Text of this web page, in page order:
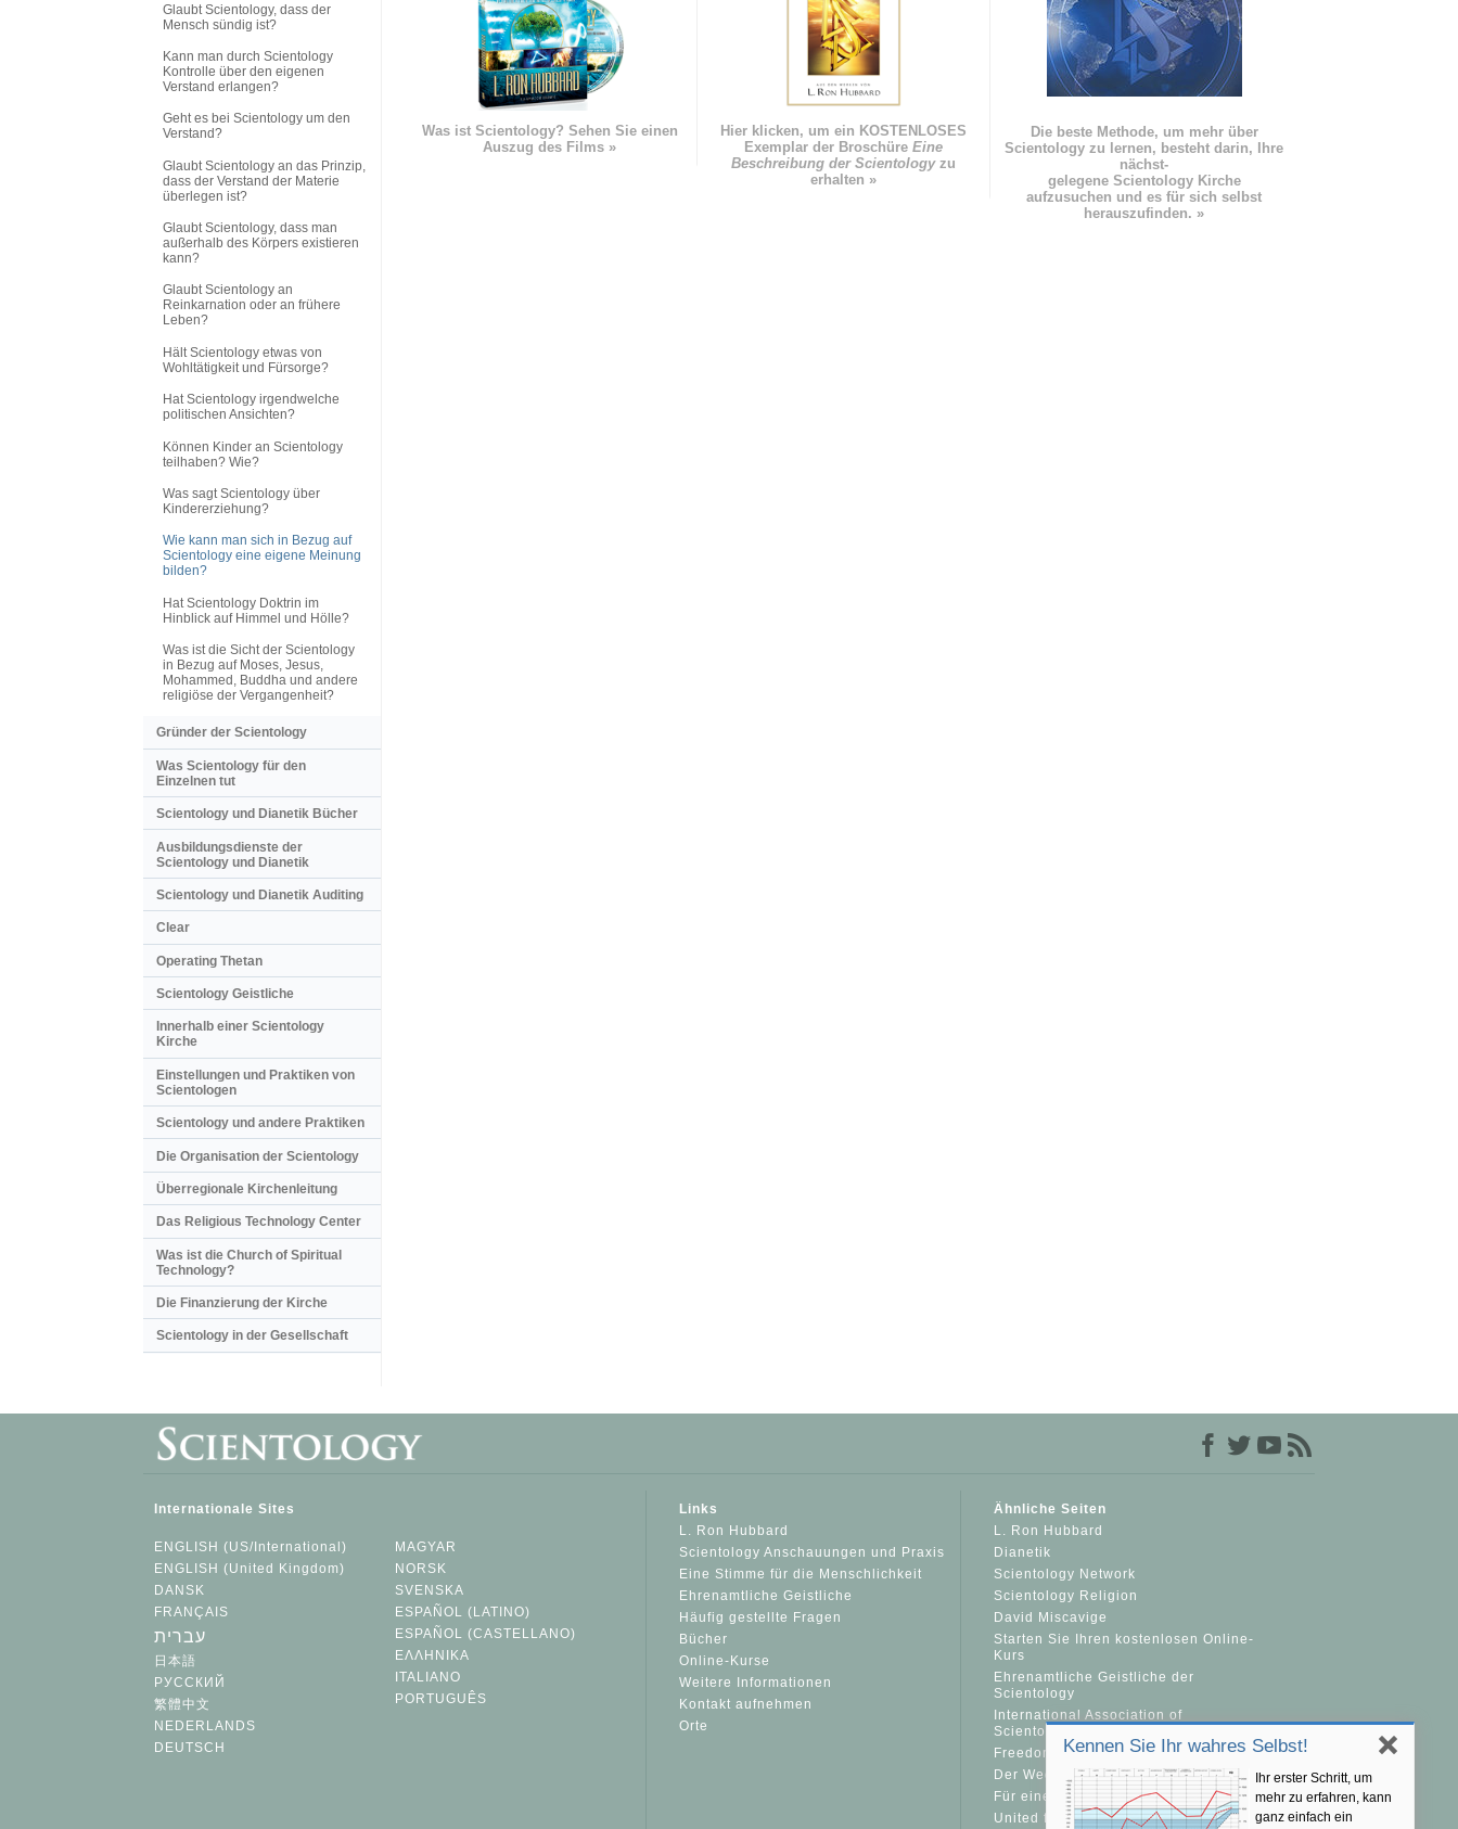
Was ist Scientology? Sehen Sie einen
Auszug des Films »
Hier klicken, um ein KOSTENLOSES
Exemplar der Broschüre Eine
Beschreibung der Scientologyzu
erhalten »
Die beste Methode, um mehr über
Scientology zu lernen, besteht darin, Ihre
nächst-
gelegene Scientology Kirche
aufzusuchen und es für sich selbst
herauszufinden. »
Glaubt Scientology, dass der
Mensch sündig ist?
Kann man durch Scientology
Kontrolle über den eigenen
Verstand erlangen?
Geht es bei Scientology um den
Verstand?
Glaubt Scientology an das Prinzip,
dass der Verstand der Materie
überlegen ist?
Glaubt Scientology, dass man
außerhalb des Körpers existieren
kann?
Glaubt Scientology an
Reinkarnation oder an frühere
Leben?
Hält Scientology etwas von
Wohltätigkeit und Fürsorge?
Hat Scientology irgendwelche
politischen Ansichten?
Können Kinder an Scientology
teilhaben? Wie?
Was sagt Scientology über
Kindererziehung?
Wie kann man sich in Bezug auf
Scientology eine eigene Meinung
bilden?
Hat Scientology Doktrin im
Hinblick auf Himmel und Hölle?
Was ist die Sicht der Scientology
in Bezug auf Moses, Jesus,
Mohammed, Buddha und andere
religiöse der Vergangenheit?
Gründer der Scientology
Was Scientology für den
Einzelnen tut
Scientology und Dianetik Bücher
Ausbildungsdienste der
Scientology und Dianetik
Scientology und Dianetik Auditing
Clear
Operating Thetan
Scientology Geistliche
Innerhalb einer Scientology
Kirche
Einstellungen und Praktiken von
Scientologen
Scientology und andere Praktiken
Die Organisation der Scientology
Überregionale Kirchenleitung
Das Religious Technology Center
Was ist die Church of Spiritual
Technology?
Die Finanzierung der Kirche
Scientology in der Gesellschaft
Kennen Sie Ihr wahres Selbst!
Ihr erster Schritt, um
mehr zu erfahren, kann
ganz einfach ein
Internationale Sites
ENGLISH (US/International)
ENGLISH (United Kingdom)
DANSK
FRANÇAIS
עברית
日本語
РУССКИЙ
繁體中文
NEDERLANDS
DEUTSCH
MAGYAR
NORSK
SVENSKA
ESPAÑOL (LATINO)
ESPAÑOL (CASTELLANO)
ΕΛΛΗΝΙΚA
ITALIANO
PORTUGUÊS
Links
L. Ron Hubbard
Scientology Anschauungen und Praxis
Eine Stimme für die Menschlichkeit
Ehrenamtliche Geistliche
Häufig gestellte Fragen
Bücher
Online-Kurse
Weitere Informationen
Kontakt aufnehmen
Orte
Ähnliche Seiten
L. Ron Hubbard
Dianetik
Scientology Network
Scientology Religion
David Miscavige
Starten Sie Ihren kostenlosen Online-
Kurs
Ehrenamtliche Geistliche der
Scientology
International Association of
Scientologists
Freedom Magazine
Der Weg zum Glücklichsein
Für eine Welt ohne Drogenkonsum
United for Human Rights